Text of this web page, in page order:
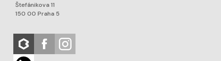
Štefánikova 11
150 00 Praha 5